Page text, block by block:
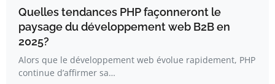
Quelles tendances PHP façonneront le
paysage du développement web B2B en
2025?
Alors que le développement web évolue rapidement, PHP
continue d’affirmer sa…